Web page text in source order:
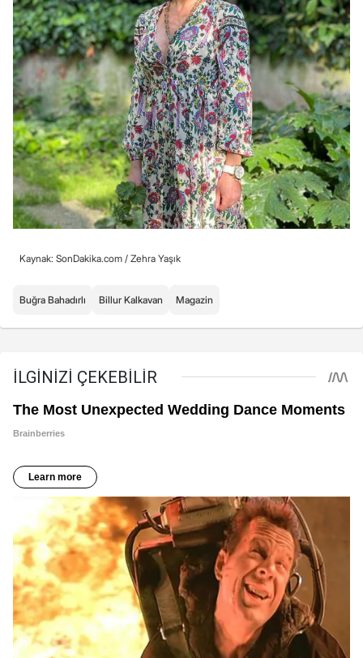
Kaynak: SonDakika.com / Zehra Yaşık
Buğra Bahadırlı Billur Kalkavan Magazin